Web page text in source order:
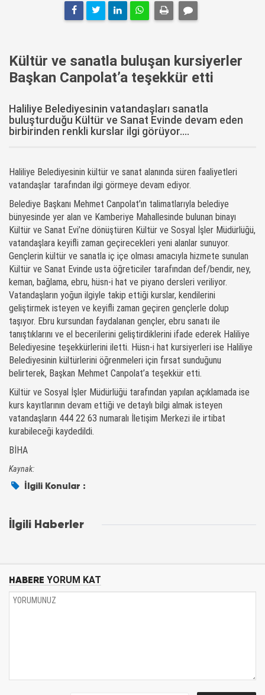
Kültür ve sanatla buluşan kursiyerler
Başkan Canpolat’a teşekkür etti
Haliliye Belediyesinin vatandaşları sanatla
buluşturduğu Kültür ve Sanat Evinde devam eden
birbirinden renkli kurslar ilgi görüyor....
Haliliye Belediyesinin kültür ve sanat alanında süren faaliyetleri
vatandaşlar tarafından ilgi görmeye devam ediyor.
Belediye Başkanı Mehmet Canpolat’ın talimatlarıyla belediye
bünyesinde yer alan ve Kamberiye Mahallesinde bulunan binayı
Kültür ve Sanat Evi’ne dönüştüren Kültür ve Sosyal İşler Müdürlüğü,
vatandaşlara keyifli zaman geçirecekleri yeni alanlar sunuyor.
Gençlerin kültür ve sanatla iç içe olması amacıyla hizmete sunulan
Kültür ve Sanat Evinde usta öğreticiler tarafından def/bendir, ney,
keman, bağlama, ebru, hüsn-i hat ve piyano dersleri veriliyor.
Vatandaşların yoğun ilgiyle takip ettiği kurslar, kendilerini
geliştirmek isteyen ve keyifli zaman geçiren gençlerle dolup
taşıyor. Ebru kursundan faydalanan gençler, ebru sanatı ile
tanıştıklarını ve el becerilerini geliştirdiklerini ifade ederek Haliliye
Belediyesine teşekkürlerini iletti. Hüsn-i hat kursiyerleri ise Haliliye
Belediyesinin kültürlerini öğrenmeleri için fırsat sunduğunu
belirterek, Başkan Mehmet Canpolat’a teşekkür etti.
Kültür ve Sosyal İşler Müdürlüğü tarafından yapılan açıklamada ise
kurs kayıtlarının devam ettiği ve detaylı bilgi almak isteyen
vatandaşların 444 22 63 numaralı İletişim Merkezi ile irtibat
kurabileceği kaydedildi.
BİHA
Kaynak:
İlgili Konular :
İlgili Haberler
HABERE YORUM KAT